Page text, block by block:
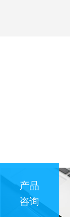
产品
咨询